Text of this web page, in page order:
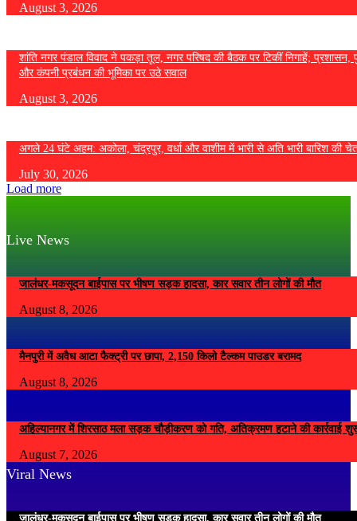
August 3, 2026
शांति नगर पंडाल विवाद ने पकड़ा तूल, नगर परिषद की बैठक पर टिकीं निगाहें; प्रशासन,
और कंपनी प्रबंधन की भूमिका पर उठे सवाल
August 3, 2026
अगले 24 घंटे अहम: अकोला, चंद्रपुर, वर्धा और वाशीम में भारी से अति भारी बारिश की
July 30, 2026
Load more
Live News
जालंधर-मकसूदन बाईपास पर भीषण सड़क हादसा, कार सवार तीन लोगों की मौत
August 8, 2026
मैनपुरी में अवैध आटा फैक्ट्री पर छापा, 2,150 किलो टैल्कम पाउडर बरामद
August 8, 2026
अहिल्यानगर में शिरसाठ मला सड़क चौड़ीकरण को गति, अतिक्रमण हटाने की कार्रवाई
August 7, 2026
Viral News
जालंधर-मकसूदन बाईपास पर भीषण सड़क हादसा, कार सवार तीन लोगों की मौत